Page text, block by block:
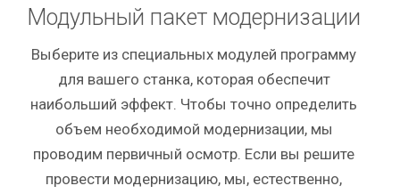
Модульный пакет модернизации
Выберите из специальных модулей программу
для вашего станка, которая обеспечит
наибольший эффект. Чтобы точно определить
объем необходимой модернизации, мы
проводим первичный осмотр. Если вы решите
провести модернизацию, мы, естественно,